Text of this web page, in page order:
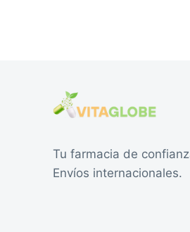
Tu farmacia de
Envíos internacionales.